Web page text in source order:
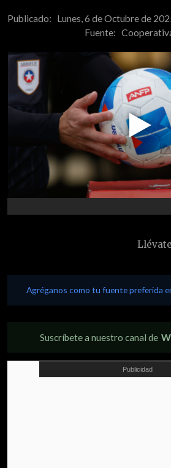
Publicado: Lunes, 6 de Octubre de
Fuente:
Play
Video
Agréganos como tu fuente preferida
Suscríbete a nuestro canal de